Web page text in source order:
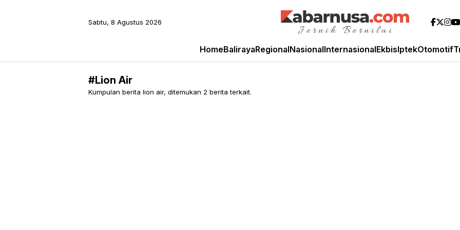
Sabtu, 8 Agustus 2026
HomeBalirayaRegionalNasionalInternasionalEkbisIptekOtomotif
#Lion Air
Kumpulan berita lion air, ditemukan 2 berita terkait.